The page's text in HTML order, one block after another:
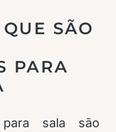
SÃO
PARA
para sala são